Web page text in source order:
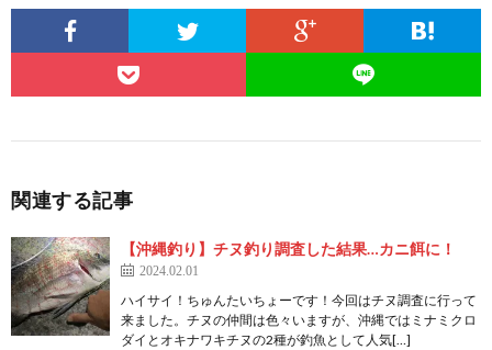
関連する記事
【沖縄釣り】チヌ釣り調査した結果…カニ餌に！
2024.02.01
ハイサイ！ちゅんたいちょーです！今回はチヌ調査に行って
来ました。チヌの仲間は色々いますが、沖縄ではミナミクロ
ダイとオキナワキチヌの2種が釣魚として人気[…]